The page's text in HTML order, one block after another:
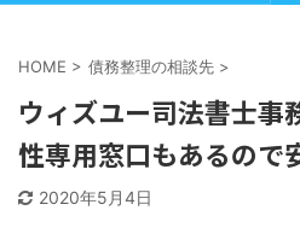
HOME > 債務整理の相談先 >
ウィズユー司法書士事
性専用窓口もあるので
2020年5月4日